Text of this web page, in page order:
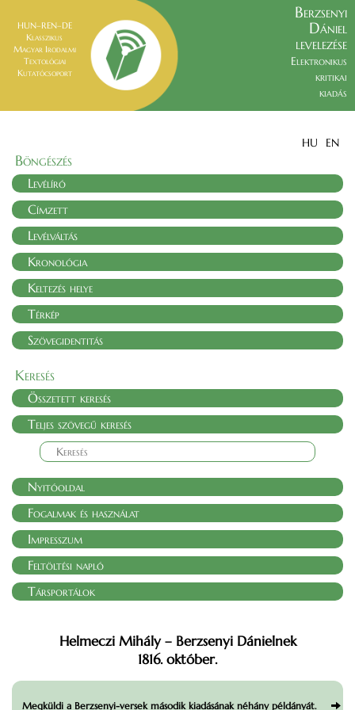
HUN–REN–DE
Klasszikus
Magyar Irodalmi
Textológiai
Kutatócsoport
Berzsenyi
Dániel
levelezése
Elektronikus
kritikai
kiadás
HU EN
Böngészés
Levélíró
Címzett
Levélváltás
Kronológia
Keltezés helye
Térkép
Szövegidentitás
Keresés
Összetett keresés
Teljes szövegű keresés
Nyitóoldal
Fogalmak és használat
Impresszum
Feltöltési napló
Társportálok
Helmeczi Mihály – Berzsenyi Dánielnek
1816. október.
Megküldi a Berzsenyi-versek második kiadásának néhány példányát.